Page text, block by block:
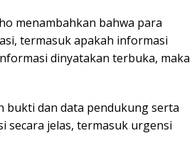
menambahkan bahwa para
termasuk apakah informasi
dinyatakan terbuka, maka
bukti dan data pendukung serta
secara jelas, termasuk urgensi